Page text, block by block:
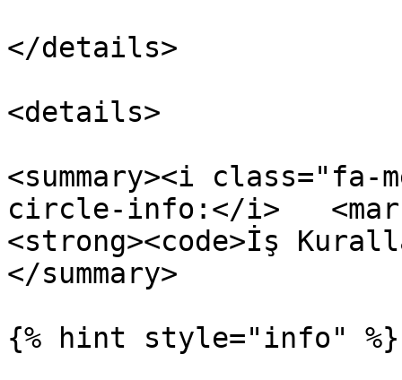
</details>
<details>
<summary><i class="fa-
circle-info:</i>
<strong><code>İş
</summary>
{% hint style="info" %}